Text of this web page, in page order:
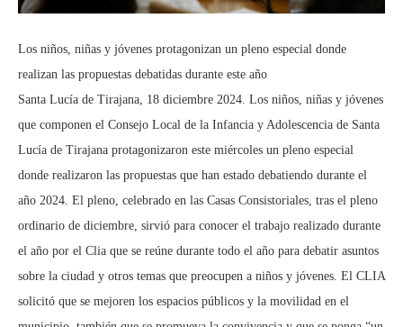
Los niños, niñas y jóvenes protagonizan un pleno especial donde
realizan las propuestas debatidas durante este año
Santa Lucía de Tirajana, 18 diciembre 2024. Los niños, niñas y jóvenes
que componen el Consejo Local de la Infancia y Adolescencia de Santa
Lucía de Tirajana protagonizaron este miércoles un pleno especial
donde realizaron las propuestas que han estado debatiendo durante el
año 2024. El pleno, celebrado en las Casas Consistoriales, tras el pleno
ordinario de diciembre, sirvió para conocer el trabajo realizado durante
el año por el Clia que se reúne durante todo el año para debatir asuntos
sobre la ciudad y otros temas que preocupen a niños y jóvenes. El CLIA
solicitó que se mejoren los espacios públicos y la movilidad en el